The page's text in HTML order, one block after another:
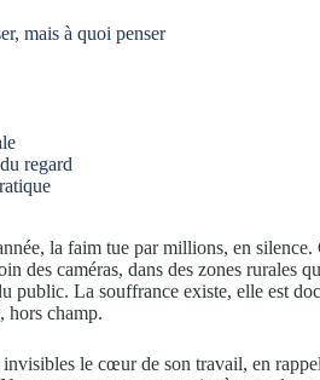
mais à quoi penser
regard
la faim tue par millions, en
des caméras, dans des zones rurales
public. La souffrance existe, elle est
hors champ.
le cœur de son travail, en